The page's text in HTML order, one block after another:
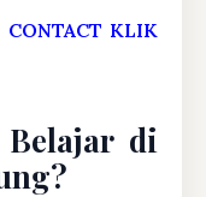
CONTACT KLIK
Belajar di